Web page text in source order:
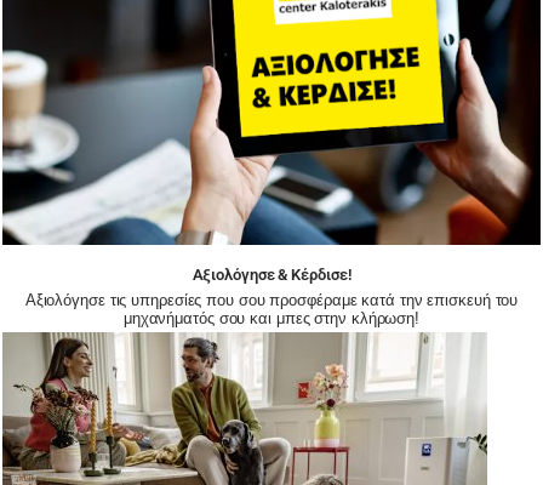
Αξιολόγησε & Κέρδισε!
Αξιολόγησε τις υπηρεσίες που σου προσφέραμε κατά την επισκευή του
μηχανήματός σου και μπες στην κλήρωση!